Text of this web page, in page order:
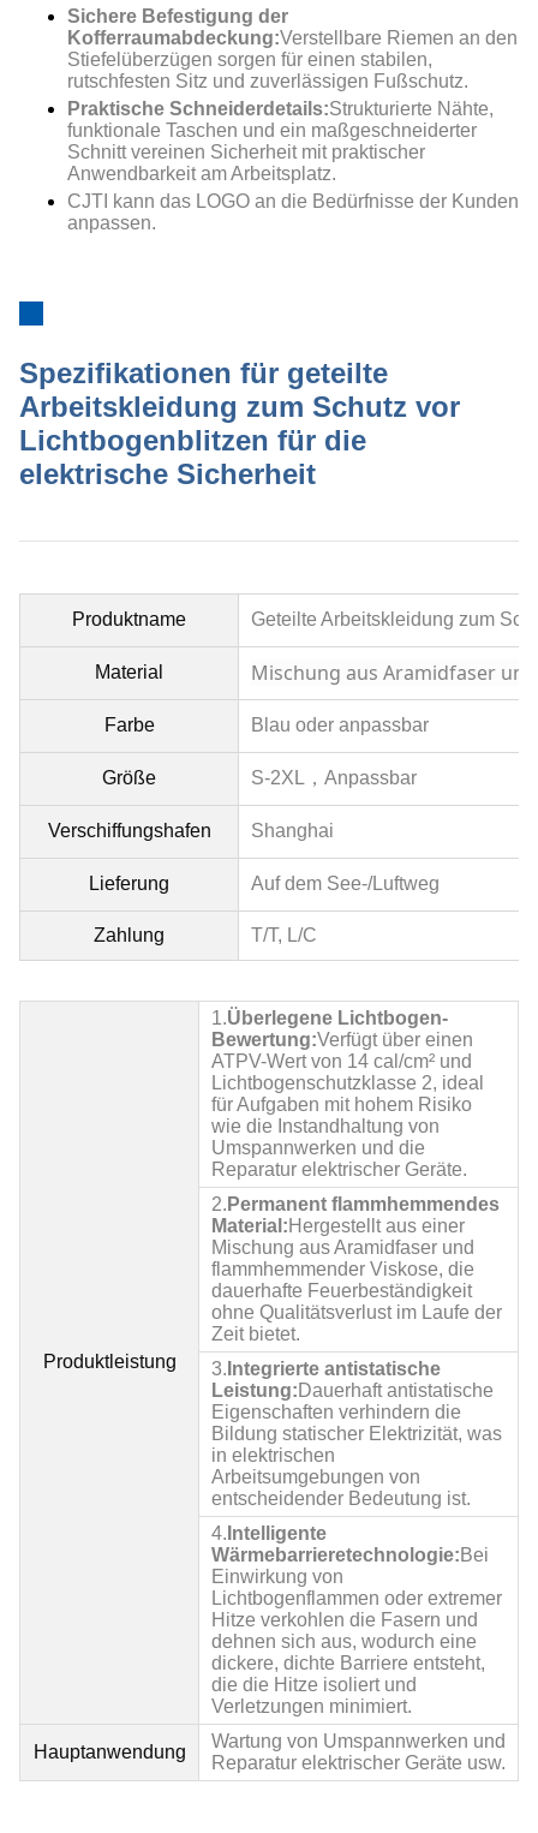
Sichere Befestigung der
Kofferraumabdeckung:Verstellbare Riemen an den
Stiefelüberzügen sorgen für einen stabilen,
rutschfesten Sitz und zuverlässigen Fußschutz.
Praktische Schneiderdetails:Strukturierte Nähte,
funktionale Taschen und ein maßgeschneiderter
Schnitt vereinen Sicherheit mit praktischer
Anwendbarkeit am Arbeitsplatz.
CJTI kann das LOGO an die Bedürfnisse der Kunden
anpassen.
Spezifikationen für geteilte
Arbeitskleidung zum Schutz vor
Lichtbogenblitzen für die
elektrische Sicherheit
Produktname Geteilte Arbeitskleidung zum
Material Mischung aus Aramidfaser
Farbe Blau oder anpassbar
Größe S-2XL， Anpassbar
Verschiffungshafen Shanghai
Lieferung Auf dem See-/Luftweg
Zahlung T/T, L/C
Produktleistung
1.Überlegene Lichtbogen-
Bewertung:Verfügt über einen
ATPV-Wert von 14 cal/cm² und
Lichtbogenschutzklasse 2, ideal
für Aufgaben mit hohem Risiko
wie die Instandhaltung von
Umspannwerken und die
Reparatur elektrischer Geräte.
2. Permanent flammhemmendes
Material: Hergestellt aus einer
Mischung aus Aramidfaser und
flammhemmender Viskose, die
dauerhafte Feuerbeständigkeit
ohne Qualitätsverlust im Laufe der
Zeit bietet.
3. Integrierte antistatische
Leistung: Dauerhaft antistatische
Eigenschaften verhindern die
Bildung statischer Elektrizität, was
in elektrischen
Arbeitsumgebungen von
entscheidender Bedeutung ist.
4. Intelligente
Wärmebarrieretechnologie: Bei
Einwirkung von
Lichtbogenflammen oder extremer
Hitze verkohlen die Fasern und
dehnen sich aus, wodurch eine
dickere, dichte Barriere entsteht,
die die Hitze isoliert und
Verletzungen minimiert.
Hauptanwendung
Wartung von Umspannwerken und
Reparatur elektrischer Geräte usw.